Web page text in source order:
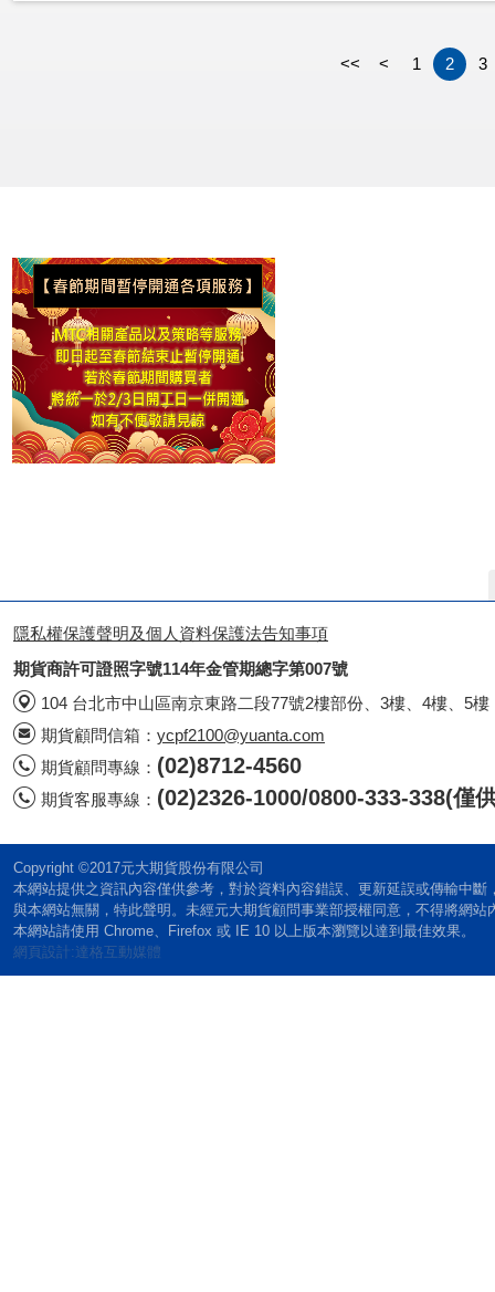
<< < 1 2 3
隱私權保護聲明及個人資料保護法告知事項
期貨商許可證照字號114年金管期總字第007號
104 台北市中山區南京東路二段77號2樓部份、3樓、4樓、5樓
期貨顧問信箱： ycpf2100@yuanta.com
期貨顧問專線： (02)8712-4560
期貨客服專線： (02)2326-1000/0800-333-338(僅
Copyright ©2017元大期貨股份有限公司
本網站提供之資訊內容僅供參考，對於資料內容錯誤、更新延誤或傳輸中
與本網站無關，特此聲明。未經元大期貨顧問事業部授權同意，不得將網站
本網站請使用 Chrome、Firefox 或 IE 10 以上版本瀏覽以達到最佳效果。
網頁設計:達格互動媒體